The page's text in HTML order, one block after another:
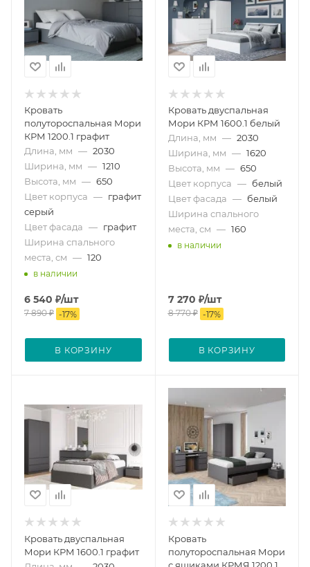
Кровать
полутороспальная Мори
КРМ 1200.1 графит
Длина, мм — 2030
Ширина, мм — 1210
Высота, мм — 650
Цвет корпуса — графит
серый
Цвет фасада — графит
Ширина спального
места, см — 120
в наличии
6 540 ₽/шт
7 890₽ -17%
В КОРЗИНУ
Кровать двуспальная
Мори КРМ 1600.1 белый
Длина, мм — 2030
Ширина, мм — 1620
Высота, мм — 650
Цвет корпуса — белый
Цвет фасада — белый
Ширина спального
места, см — 160
в наличии
7 270 ₽/шт
8 770₽ -17%
В КОРЗИНУ
Кровать двуспальная
Мори КРМ 1600.1 графит
Кровать
полутороспальная Мори
с ящиками КРМЯ 1200.1